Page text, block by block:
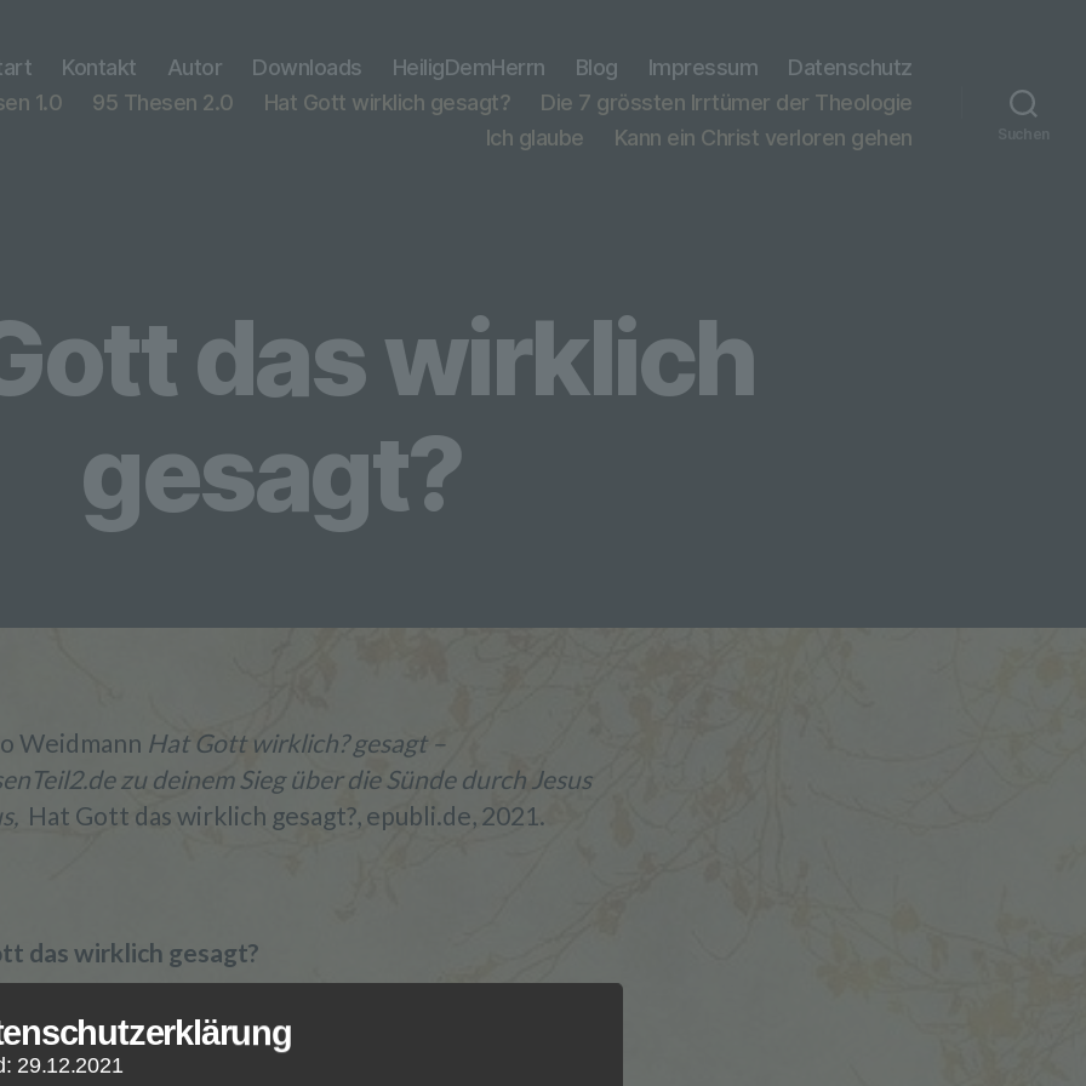
Kontakt Autor Downloads HeiligDemHerrn Blog Impressum
Datenschutz
1.0
95 Thesen 2.0 Hat Gott wirklich gesagt?
Die 7 grössten Irrtümer der Theologie
Ich glaube
Kann ein Christ verloren gehen
das wirklich
gesagt?
Weidmann Hat Gott wirklich? gesagt –
zu deinem Sieg über die Sünde durch Jesus
Hat Gott das wirklich gesagt?, epubli.de, 2021.
das wirklich gesagt?
sprach zum Menschen:
29.12.2021